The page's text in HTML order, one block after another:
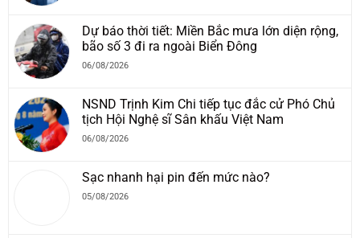
Dự báo thời tiết: Miền Bắc mưa lớn diện rộng,
bão số 3 đi ra ngoài Biển Đông
06/08/2026
NSND Trịnh Kim Chi tiếp tục đắc cử Phó Chủ
tịch Hội Nghệ sĩ Sân khấu Việt Nam
06/08/2026
Sạc nhanh hại pin đến mức nào?
05/08/2026